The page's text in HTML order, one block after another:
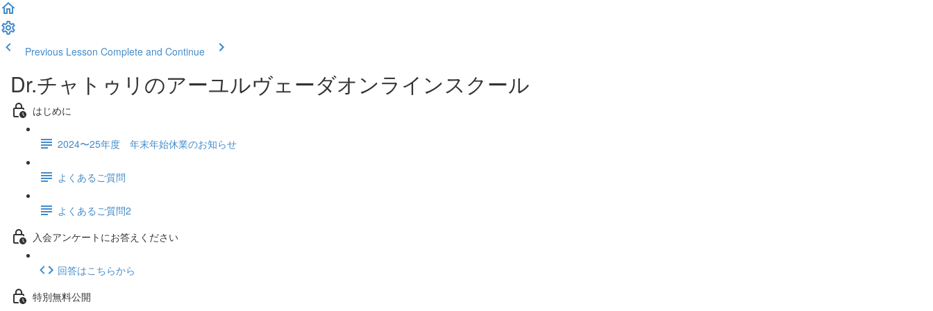
Previous Lesson Complete and Continue
Dr.チャトゥリのアーユルヴェーダオンラインスクール
はじめに
2024〜25年度 年末年始休業のお知らせ
よくあるご質問
よくあるご質問2
入会アンケートにお答えください
回答はこちらから
特別無料公開